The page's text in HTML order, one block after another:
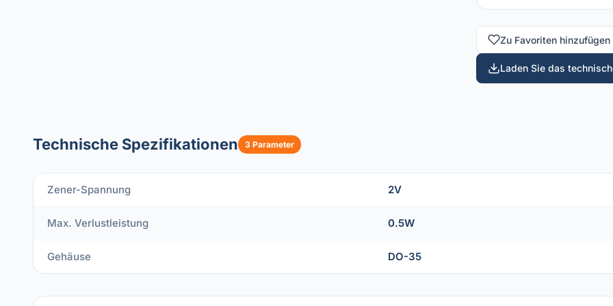
Zu Favoriten hinzufügen
Laden Sie das
Technische Spezifikationen 3 Parameter
Zener-Spannung 2V
Max. Verlustleistung 0.5W
Gehäuse DO-35